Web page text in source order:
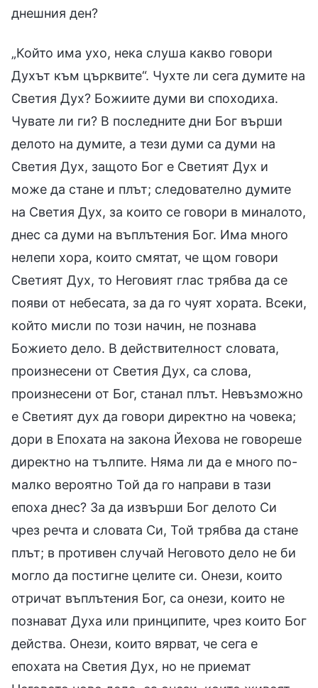
днешния ден?
„Който има ухо, нека слуша какво говори
Духът към църквите“. Чухте ли сега думите на
Светия Дух? Божиите думи ви споходиха.
Чувате ли ги? В последните дни Бог върши
делото на думите, а тези думи са думи на
Светия Дух, защото Бог е Светият Дух и
може да стане и плът; следователно думите
на Светия Дух, за които се говори в миналото,
днес са думи на въплътения Бог. Има много
нелепи хора, които смятат, че щом говори
Светият Дух, то Неговият глас трябва да се
появи от небесата, за да го чуят хората. Всеки,
който мисли по този начин, не познава
Божието дело. В действителност словата,
произнесени от Светия Дух, са слова,
произнесени от Бог, станал плът. Невъзможно
е Светият дух да говори директно на човека;
дори в Епохата на закона Йехова не говореше
директно на тълпите. Няма ли да е много по-
малко вероятно Той да го направи в тази
епоха днес? За да извърши Бог делото Си
чрез речта и словата Си, Той трябва да стане
плът; в противен случай Неговото дело не би
могло да постигне целите си. Онези, които
отричат въплътения Бог, са онези, които не
познават Духа или принципите, чрез които Бог
действа. Онези, които вярват, че сега е
епохата на Светия Дух, но не приемат